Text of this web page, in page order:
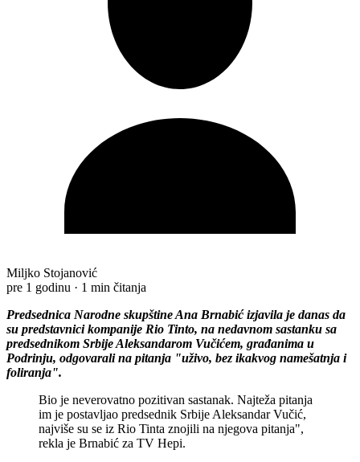
Miljko Stojanović
pre 1 godinu · 1 min čitanja
Predsednica Narodne skupštine Ana Brnabić izjavila je danas da
su predstavnici kompanije Rio Tinto, na nedavnom sastanku sa
predsednikom Srbije Aleksandarom Vučićem, građanima u
Podrinju, odgovarali na pitanja "uživo, bez ikakvog namešatnja i
foliranja".
Bio je neverovatno pozitivan sastanak. Najteža pitanja
im je postavljao predsednik Srbije Aleksandar Vučić,
najviše su se iz Rio Tinta znojili na njegova pitanja",
rekla je Brnabić za TV Hepi.